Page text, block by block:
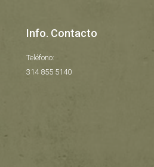
Info. Contacto
Teléfono:
314 855 5140